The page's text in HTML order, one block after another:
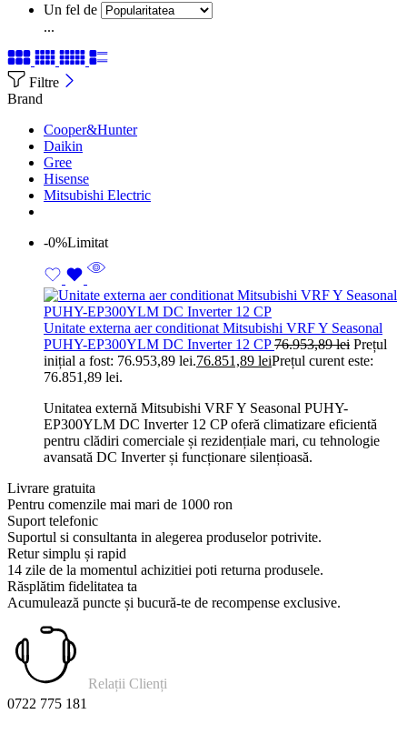
Un fel de
...
Filtre
Brand
Cooper&Hunter
Daikin
Gree
Hisense
Mitsubishi Electric
-0%Limitat
Unitate externa aer conditionat Mitsubishi VRF Y Seasonal
PUHY-EP300YLM DC Inverter 12 CP76.953,89lei Prețul
inițial a fost: 76.953,89 lei.76.851,89 leiPrețul curent este:
76.851,89 lei.
Unitatea externă Mitsubishi VRF Y Seasonal PUHY-
EP300YLM DC Inverter 12 CP oferă climatizare eficientă
pentru clădiri comerciale și rezidențiale mari, cu tehnologie
avansată DC Inverter și funcționare silențioasă.
Livrare gratuita
Pentru comenzile mai mari de 1000 ron
Suport telefonic
Suportul si consultanta in alegerea produselor potrivite.
Retur simplu și rapid
14 zile de la momentul achizitiei poti returna produsele.
Răsplătim fidelitatea ta
Acumulează puncte și bucură-te de recompense exclusive.
Relații Clienți
0722 775 181